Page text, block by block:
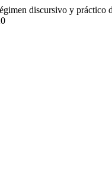
discursivo y práctico